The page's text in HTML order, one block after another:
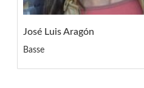
José Luis Aragón
Basse